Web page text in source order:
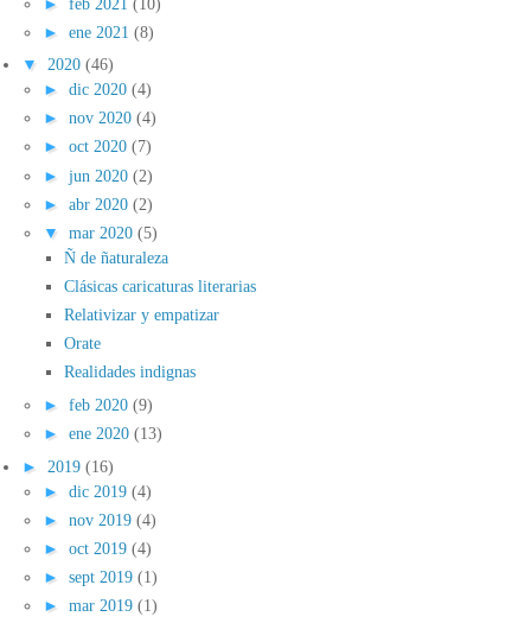
► ene 2021 (8)
▼ 2020 (46)
► dic 2020 (4)
► nov 2020 (4)
► oct 2020 (7)
► jun 2020 (2)
► abr 2020 (2)
▼ mar 2020 (5)
Ñ de ñaturaleza
Clásicas caricaturas literarias
Relativizar y empatizar
Orate
Realidades indignas
► feb 2020 (9)
► ene 2020 (13)
► 2019 (16)
► dic 2019 (4)
► nov 2019 (4)
► oct 2019 (4)
► sept 2019 (1)
► mar 2019 (1)